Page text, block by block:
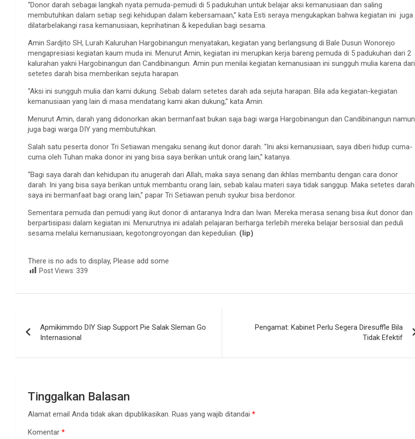
“Donor darah sebagai langkah nyata pemuda-pemudi di 5 padukuhan untuk belajar aksi kemanusiaan dan saling
membutuhkan dalam setiap segi kehidupan dalam kebersamaan,” kata Esti seraya mengukapkan bahwa kegiatan ini juga
dilatarbelakangi rasa kemanusiaan, keprihatinan & kepedulian bagi sesama.
Amin Sardjito SH, Lurah Kaluruhan Hargobinangun menyatakan, kegiatan yang berlangsung di Bale Dusun Wonorejo
mengapresiasi kegiatan kaum muda ini. Menurut Amin, kegiatan ini merupkan kerja bareng pemuda di 5 padukuhan dari 2
kalurahan yakni Hargobinangun dan Candibinangun. Amin pun menilai kegiatan kemanusiaan ini sungguh mulia karena dari
setetes darah bisa memberikan sejuta harapan.
“Aksi ini sungguh mulia dan kami dukung. Sebab dalam setetes darah ada sejuta harapan. Bila ada kegiatan-kegiatan
kemanusiaan yang lain di masa mendatang kami akan dukung,” kata Amin.
Menurut Amin, darah yang didonorkan akan bermanfaat bukan saja bagi warga Hargobinangun dan Candibinangun namun
juga bagi warga DIY yang membutuhkan.
Salah satu peserta donor Tri Setiawan mengaku senang ikut donor darah. “Ini aksi kemanusiaan, saya diberi hidup cuma-
cuma oleh Tuhan maka donor ini yang bisa saya berikan untuk orang lain,” katanya.
“Bagi saya darah dan kehidupan itu anugerah dari Allah, maka saya senang dan ikhlas membantu dengan cara donor
darah. Ini yang bisa saya berikan untuk membantu orang lain, sebab kalau materi saya tidak sanggup. Maka setetes darah
saya ini bermanfaat bagi orang lain,” papar Tri Setiawan penuh syukur bisa berdonor.
Sementara pemuda dan pemudi yang ikut donor di antaranya Indra dan Iwan. Mereka merasa senang bisa ikut donor dan
berpartisipasi dalam kegiatan ini. Menurutnya ini adalah pelajaran berharga terlebih mereka belajar bersosial dan peduli
sesama melalui kemanusiaan, kegotongroyongan dan kepedulian. (lip)
There is no ads to display, Please add some
Post Views: 339
pos
Apmikimmdo DIY Siap Support Pie Salak Sleman Go
Internasional
Pengamat: Kabinet Perlu Segera Diresuffle Bila
Tidak Efektif
Tinggalkan Balasan
Alamat email Anda tidak akan dipublikasikan. Ruas yang wajib ditandai *
Komentar *